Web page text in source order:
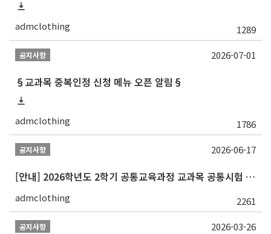
admclothing 1289
공지사항
§교과목 중복인정 신청 메뉴 오픈 알림§
admclothing 1786
2026-07-01
공지사항
[안내] 2026학년도 2학기 공통교육과정 교과목 공통시험 일정 알림
admclothing 2261
2026-06-17
공지사항 2026-03-26